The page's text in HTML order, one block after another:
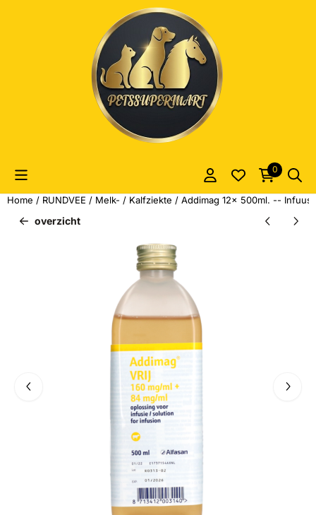
Cookievoorkeuren zijn momenteel gesloten.
0
Home / RUNDVEE / Melk- / Kalfziekte / Addimag 12x 500ml. --
overzicht